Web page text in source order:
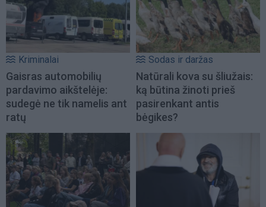
Kriminalai
Gaisras automobilių
pardavimo aikštelėje:
sudegė ne tik namelis ant
ratų
Sodas ir daržas
Natūrali kova su šliužais:
ką būtina žinoti prieš
pasirenkant antis
bėgikes?